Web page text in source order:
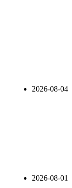
2026-08-04
2026-08-01